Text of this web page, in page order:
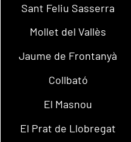
Sant Feliu Sasserra
Mollet del Vallès
Jaume de Frontanyà
Collbató
El Masnou
El Prat de Llobregat